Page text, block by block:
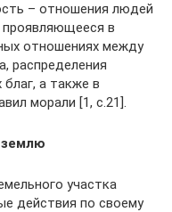
– отношения людей
в
отношениях между
распределения
а также в
морали [1, с.21].
землю
участка
действия по своему